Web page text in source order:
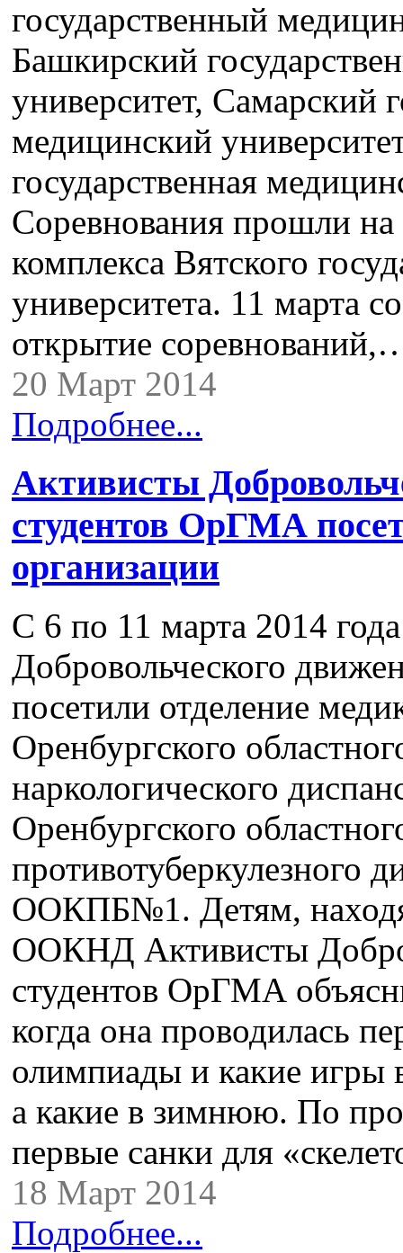
государственный
Башкирский
университет, Самарский
медицинский
государственная
Соревнования прошли на
комплекса Вятского
университета. 11 марта
открытие
20 Март 2014
Подробнее...
Активисты
студентов ОрГМА
организации
С 6 по 11 марта 2014
Добровольческого
посетили отделение
Оренбургского
наркологического
Оренбургского
противотуберкулезного
ООКПБ№1. Детям,
ООКНД Активисты
студентов ОрГМА
когда она проводилась
олимпиады и какие игры
а какие в зимнюю. По
первые санки для
18 Март 2014
Подробнее...